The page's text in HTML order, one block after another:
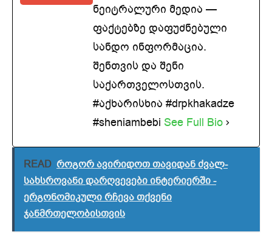
ნეიტრალური მედია —
ფაქტებზე დაფუძნებული
სანდო ინფორმაცია.
შენთვის და შენი
საქართველოსთვის.
#აქხარისხია #drpkhakadze
#sheniambebi See Full Bio
READ როგორ ავირიდოთ თავიდან ძვალ-
სახსროვანი დარღვევები ინტერიერში -
ერგონომიკული რჩევა თქვენი
ჯანმრთელობისთვის